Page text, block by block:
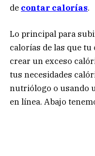
de contar calorías.
Lo principal para
calorías de las que
crear un exceso
tus necesidades
nutriólogo o usando
en línea. Abajo